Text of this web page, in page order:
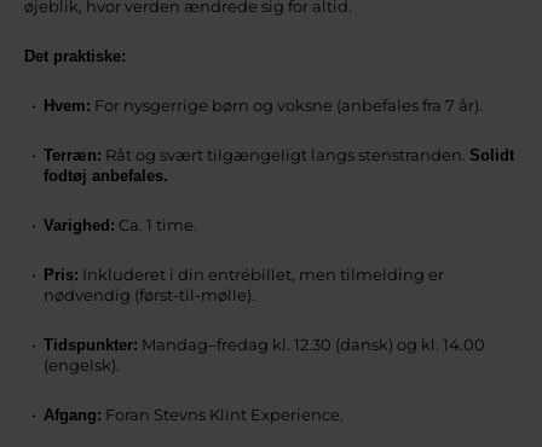
øjeblik, hvor verden ændrede sig for altid.
Det praktiske:
Hvem: For nysgerrige børn og voksne (anbefales fra 7 år).
Terræn: Råt og svært tilgængeligt langs stenstranden. Solidt
fodtøj anbefales.
Varighed: Ca. 1 time.
Pris: Inkluderet i din entrébillet, men tilmelding er
nødvendig (først-til-mølle).
Tidspunkter: Mandag–fredag kl. 12.30 (dansk) og kl. 14.00
(engelsk).
Afgang: Foran Stevns Klint Experience.